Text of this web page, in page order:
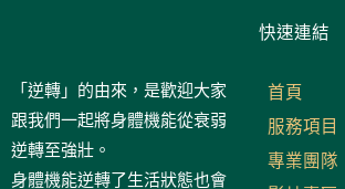
「逆轉」的由來，是歡迎大家
跟我們一起將身體機能從衰弱
逆轉至強壯。
身體機能逆轉了生活狀態也會
快速連結
首頁
服務項目
專業團隊